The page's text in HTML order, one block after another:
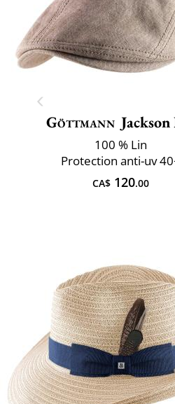
Göttmann
100 % Lin
Protection anti-uv
CA$ 120.00